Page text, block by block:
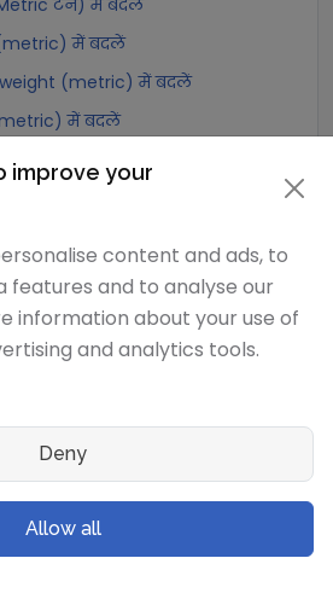
टन) में बदलें
(metric) में बदलें
(metric) में बदलें
(metric) में बदलें
unit में बदलें
में बदलें
mass (rest) में बदलें
में बदलें
में बदलें
mass में बदलें
mass में बदलें
improve your
content and ads, to
features and to analyse our
information about your use of
and analytics tools.
Deny
Allow all